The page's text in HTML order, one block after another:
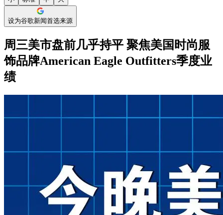
设为谷歌新闻首选来源
周三美市盘前几乎持平 聚焦美国时尚服
饰品牌American Eagle Outfitters季度业
绩